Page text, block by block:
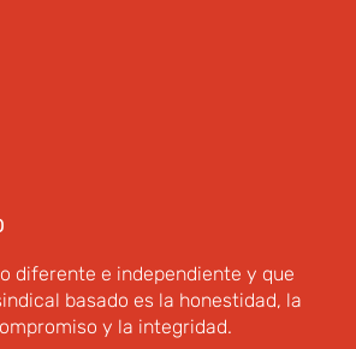
diferente e independiente y que
basado es la honestidad, la
y la integridad.